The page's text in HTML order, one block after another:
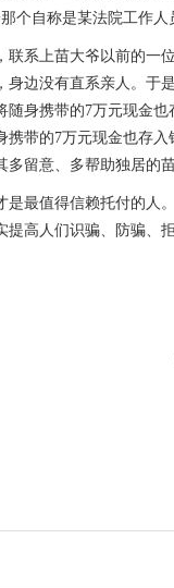
个自称是某法院工作人
系上苗大爷以前的一
边没有直系亲人。于
身携带的7万元现金也
带的7万元现金也存
留意、多帮助独居的苗
最值得信赖托付的人
高人们识骗、防骗、